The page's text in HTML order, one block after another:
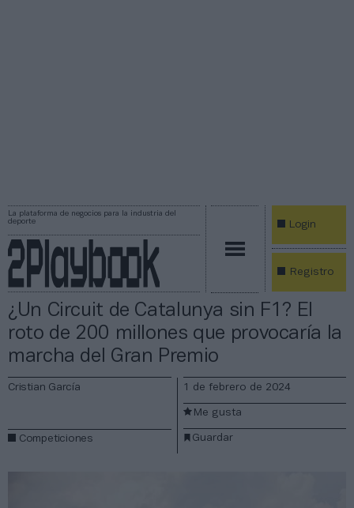
La plataforma de negocios para la industria del
deporte
Login
Registro
¿Un Circuit de Catalunya sin F1? El
roto de 200 millones que provocaría la
marcha del Gran Premio
Cristian García
Competiciones
1 de febrero de 2024
Guardar
Me gusta